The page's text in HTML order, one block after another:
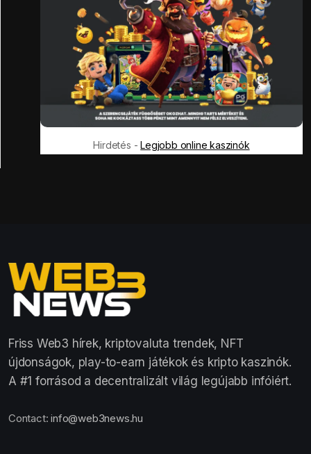
Hirdetés -Legjobb online kaszinók
Friss Web3 hírek, kriptovaluta trendek, NFT
újdonságok, play-to-earn játékok és kripto kaszinók.
A #1 forrásod a decentralizált világ legújabb infóiért.
Contact:info@web3news.hu